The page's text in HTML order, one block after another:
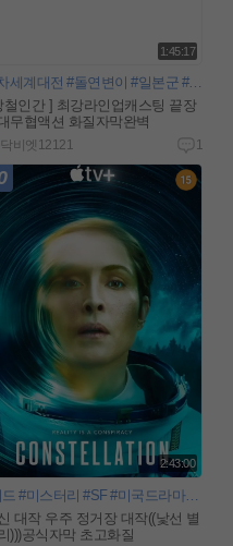
#사무라이 #일본배경 #검술#발도재
1:45:17
세계대전 #돌연변이 #일본군 #실패
철인간 ] 최강라인업캐스팅 끝장
무협액션 화질자막완벽
닥비엣12121 1
#국경 #분쟁 #러시아 #공군조종사
2:43:00
#미스터리 #SF#미국드라마
대작 우주 정거장 대작((낯선 별
)))공식자막 초고화질